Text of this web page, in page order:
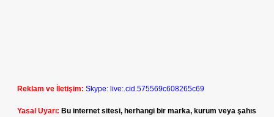
Reklam ve İletişim: Skype: live:.cid.575569c608265c69
Yasal Uyarı: Bu internet sitesi, herhangi bir marka, kurum veya şahıs